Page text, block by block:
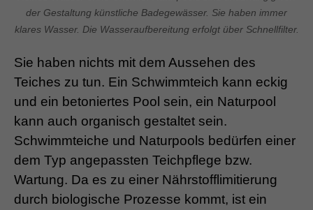
der Gestaltung künstliche Badegewässer. Sie haben immer
klares Wasser. Die Wasseraufbereitung erfolgt über Schnellfilter.
Sie haben nichts mit dem Aussehen des
Teiches zu tun. Ein Schwimmteich kann eckig
und ein betoniertes Pool sein, ein Naturpool
kann auch organisch gestaltet sein.
Schwimmteiche und Naturpools bedürfen einer
dem Typ angepassten Teichpflege bzw.
Wartung. Da es zu einer Nährstofflimitierung
durch biologische Prozesse kommt, ist ein